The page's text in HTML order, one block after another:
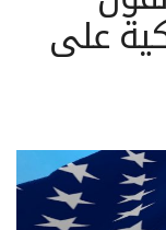
على